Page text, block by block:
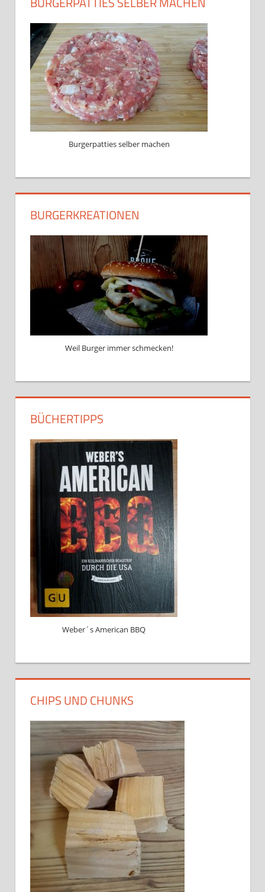
Burgerpatties selber machen
BURGERKREATIONEN
Weil Burger immer schmecken!
BÜCHERTIPPS
Weber´s American BBQ
CHIPS UND CHUNKS